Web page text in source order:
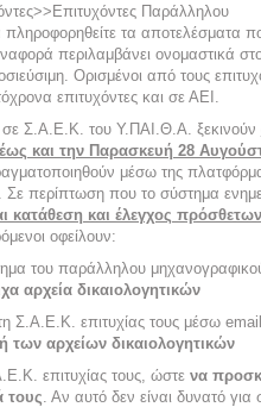
Παράλληλου
τα αποτελέσματα
περιλαμβάνει ονομαστικά
Ορισμένοι από τους
επιτυχόντες και σε ΑΕΙ.
σε Σ.Α.Ε.Κ. του Υ.ΠΑΙ.Θ.Α. ξεκινούν
και την Παρασκευή 28
μέσω της
περίπτωση που το σύστημα
κατάθεση και έλεγχος πρόσθετων
οφείλουν:
του παράλληλου
αρχεία δικαιολογητικών
Σ.Α.Ε.Κ. επιτυχίας τους μέσω
των αρχείων δικαιολογητικών
επιτυχίας τους, ώστε να
τους. Αν αυτό δεν είναι δυνατό για